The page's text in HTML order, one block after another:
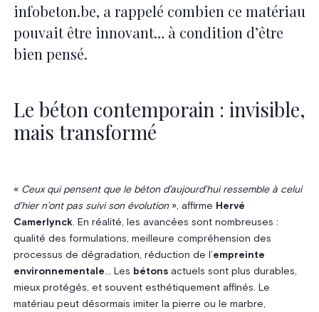
infobeton.be, a rappelé combien ce matériau
pouvait être innovant… à condition d’être
bien pensé.
Le béton contemporain : invisible,
mais transformé
« Ceux qui pensent que le béton d’aujourd’hui ressemble à celui
d’hier n’ont pas suivi son évolution», affirme Hervé
Camerlynck. En réalité, les avancées sont nombreuses :
qualité des formulations, meilleure compréhension des
processus de dégradation, réduction de l’empreinte
environnementale… Les bétonsactuels sont plus durables,
mieux protégés, et souvent esthétiquement affinés. Le
matériau peut désormais imiter la pierre ou le marbre,